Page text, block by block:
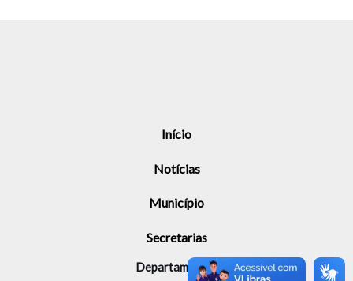
Início
Notícias
Município
Secretarias
Departamentos